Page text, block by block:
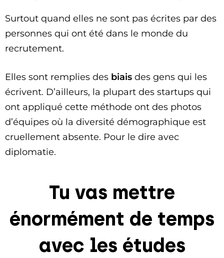
Surtout quand elles ne sont pas écrites par des
personnes qui ont été dans le monde du
recrutement.
Elles sont remplies des biais des gens qui les
écrivent. D’ailleurs, la plupart des startups qui
ont appliqué cette méthode ont des photos
d’équipes où la diversité démographique est
cruellement absente. Pour le dire avec
diplomatie.
Tu vas mettre
énormément de temps
avec les études